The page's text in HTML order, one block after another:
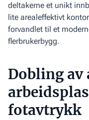
deltakerne et unikt
lite arealeffektivt
forvandlet til et
flerbrukerbygg.
Dobling av
fotavtrykk